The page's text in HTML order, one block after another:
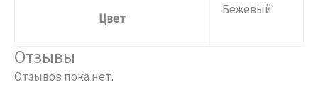
Цвет
Бежевый
Отзывы
Отзывов пока нет.